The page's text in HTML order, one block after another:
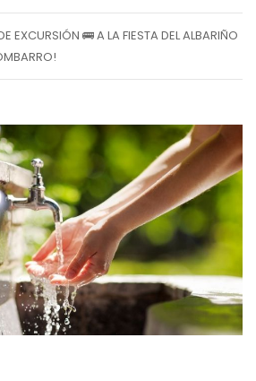
EXCURSIÓN 🚌 A LA FIESTA DEL ALBARIÑO